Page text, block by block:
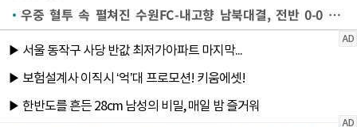
우중 혈투 속 펼쳐진 수원FC-내고향 남북대결, 전반 0-0 마쳐